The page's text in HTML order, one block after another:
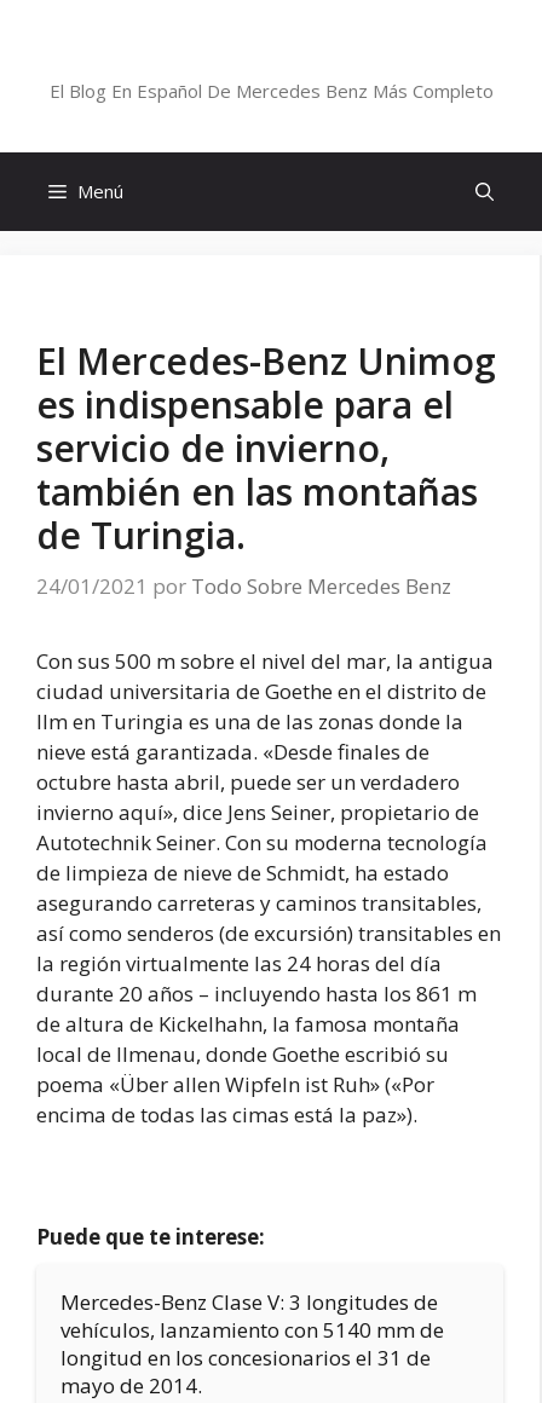
El Blog En Español De Mercedes Benz Más Completo
Menú
El Mercedes-Benz Unimog
es indispensable para el
servicio de invierno,
también en las montañas
de Turingia.
24/01/2021 por Todo Sobre Mercedes Benz
Con sus 500 m sobre el nivel del mar, la antigua
ciudad universitaria de Goethe en el distrito de
Ilm en Turingia es una de las zonas donde la
nieve está garantizada. «Desde finales de
octubre hasta abril, puede ser un verdadero
invierno aquí», dice Jens Seiner, propietario de
Autotechnik Seiner. Con su moderna tecnología
de limpieza de nieve de Schmidt, ha estado
asegurando carreteras y caminos transitables,
así como senderos (de excursión) transitables en
la región virtualmente las 24 horas del día
durante 20 años – incluyendo hasta los 861 m
de altura de Kickelhahn, la famosa montaña
local de Ilmenau, donde Goethe escribió su
poema «Über allen Wipfeln ist Ruh» («Por
encima de todas las cimas está la paz»).
Puede que te interese:
Mercedes-Benz Clase V: 3 longitudes de
vehículos, lanzamiento con 5140 mm de
longitud en los concesionarios el 31 de
mayo de 2014.